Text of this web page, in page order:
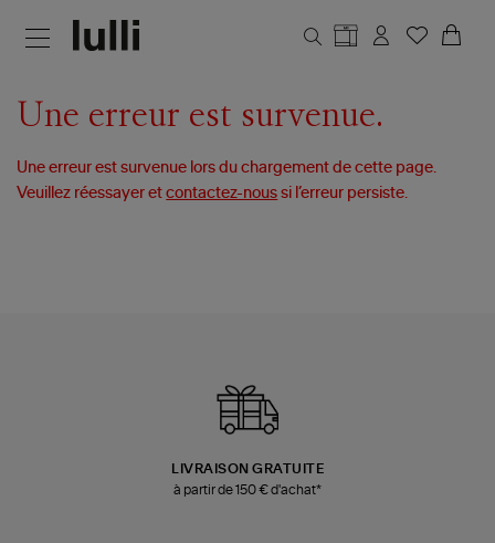
Une erreur est survenue.
Une erreur est survenue lors du chargement de cette page.
Veuillez réessayer etcontactez-nous si l’erreur persiste.
LIVRAISON GRATUITE
à partir de 150 € d'achat*